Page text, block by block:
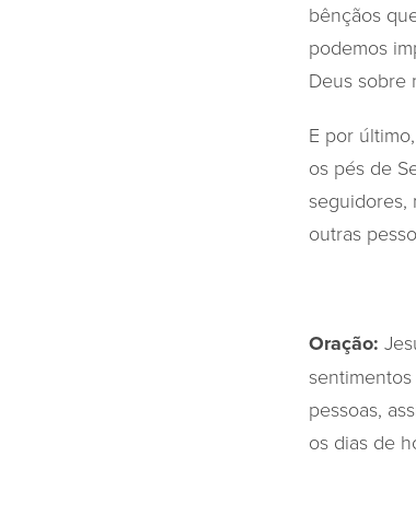
bênçãos
podemos
Deus sobre
E por
os pés de
seguidores,
outras
Oração:
pessoas,
os dias de